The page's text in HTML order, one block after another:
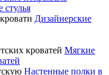
стулья
Дизайнерские
Мягкие
Настенные полки в